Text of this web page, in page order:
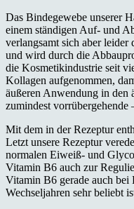
Das Bindegewebe unserer
einem ständigen Auf- und
verlangsamt sich aber
und wird durch die
die Kosmetikindustrie seit
Kollagen aufgenommen,
äußeren Anwendung in den
zumindest
Mit dem in der Rezeptur
Letzt unsere Rezeptur
normalen Eiweiß- und
Vitamin B6 auch zur
Vitamin B6 gerade auch bei
Wechseljahren sehr beliebt